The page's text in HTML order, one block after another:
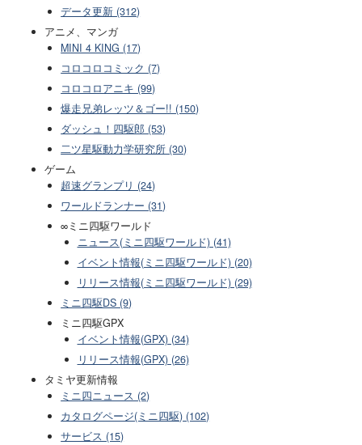
データ更新 (312)
アニメ、マンガ
MINI 4 KING (17)
コロコロコミック (7)
コロコロアニキ (99)
爆走兄弟レッツ＆ゴー!! (150)
ダッシュ！四駆郎 (53)
二ツ星駆動力学研究所 (30)
ゲーム
超速グランプリ (24)
ワールドランナー (31)
∞ミニ四駆ワールド
ニュース(ミニ四駆ワールド) (41)
イベント情報(ミニ四駆ワールド) (20)
リリース情報(ミニ四駆ワールド) (29)
ミニ四駆DS (9)
ミニ四駆GPX
イベント情報(GPX) (34)
リリース情報(GPX) (26)
タミヤ更新情報
ミニ四ニュース (2)
カタログページ(ミニ四駆) (102)
サービス (15)